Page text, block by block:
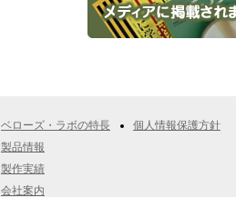
ベローズ・ラボの特長
製品情報
製作実績
会社案内
個人情報保護方針